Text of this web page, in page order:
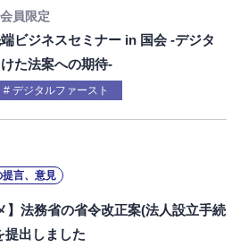
会員限定
ビジネスセミナー in 国会 -デジタ
た法案への期待-
デジタルファースト
言、意見
】法務省の省令改正案(法人設立手続
提出しました